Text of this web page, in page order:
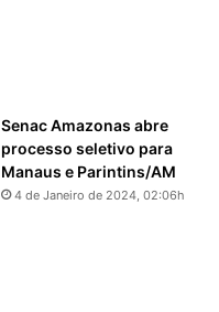
Senac Amazonas abre
processo seletivo para
Manaus e Parintins/AM
4 de Janeiro de 2024, 02:06h